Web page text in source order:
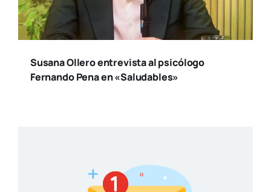
Susana Ollero entrevista al psicólogo
Fernando Pena en «Saludables»